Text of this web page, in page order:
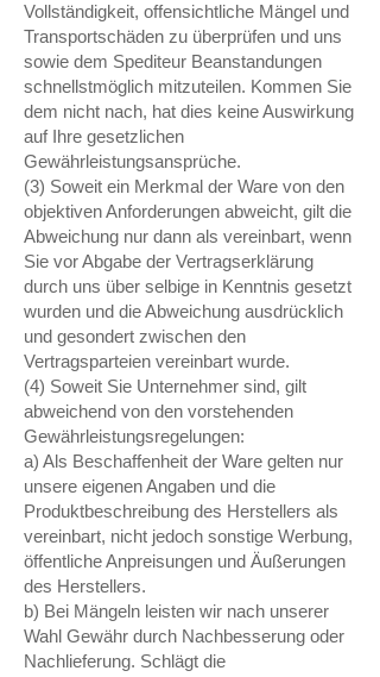
Vollständigkeit, offensichtliche Mängel und
Transportschäden zu überprüfen und uns
sowie dem Spediteur Beanstandungen
schnellstmöglich mitzuteilen. Kommen Sie
dem nicht nach, hat dies keine Auswirkung
auf Ihre gesetzlichen
Gewährleistungsansprüche.
(3) Soweit ein Merkmal der Ware von den
objektiven Anforderungen abweicht, gilt die
Abweichung nur dann als vereinbart, wenn
Sie vor Abgabe der Vertragserklärung
durch uns über selbige in Kenntnis gesetzt
wurden und die Abweichung ausdrücklich
und gesondert zwischen den
Vertragsparteien vereinbart wurde.
(4) Soweit Sie Unternehmer sind, gilt
abweichend von den vorstehenden
Gewährleistungsregelungen:
a) Als Beschaffenheit der Ware gelten nur
unsere eigenen Angaben und die
Produktbeschreibung des Herstellers als
vereinbart, nicht jedoch sonstige Werbung,
öffentliche Anpreisungen und Äußerungen
des Herstellers.
b) Bei Mängeln leisten wir nach unserer
Wahl Gewähr durch Nachbesserung oder
Nachlieferung. Schlägt die